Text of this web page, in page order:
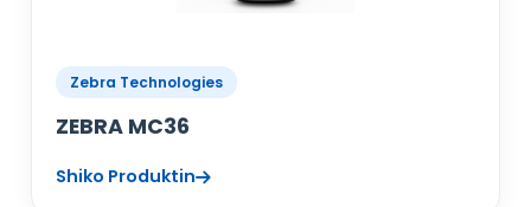
Zebra Technologies
ZEBRA MC36
Shiko Produktin